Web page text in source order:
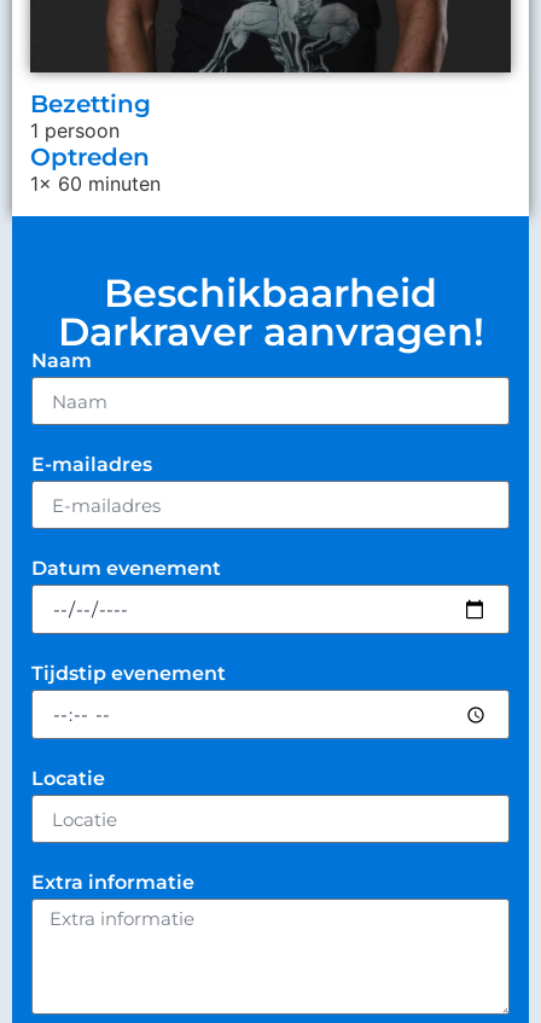
Bezetting
1 persoon
Optreden
1x 60 minuten
Beschikbaarheid
Darkraver aanvragen!
Naam
E-mailadres
Datum evenement
Tijdstip evenement
Locatie
Extra informatie